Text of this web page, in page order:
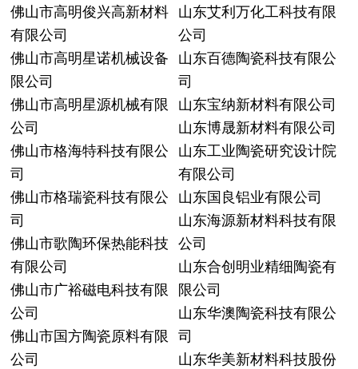
佛山市高明俊兴高新材料
有限公司
佛山市高明星诺机械设备
限公司
佛山市高明星源机械有限
公司
佛山市格海特科技有限公
司
佛山市格瑞瓷科技有限公
司
佛山市歌陶环保热能科技
有限公司
佛山市广裕磁电科技有限
公司
佛山市国方陶瓷原料有限
公司
山东艾利万化工科技有限
公司
山东百德陶瓷科技有限公
司
山东宝纳新材料有限公司
山东博晟新材料有限公司
山东工业陶瓷研究设计院
有限公司
山东国良铝业有限公司
山东海源新材料科技有限
公司
山东合创明业精细陶瓷有
限公司
山东华澳陶瓷科技有限公
司
山东华美新材料科技股份